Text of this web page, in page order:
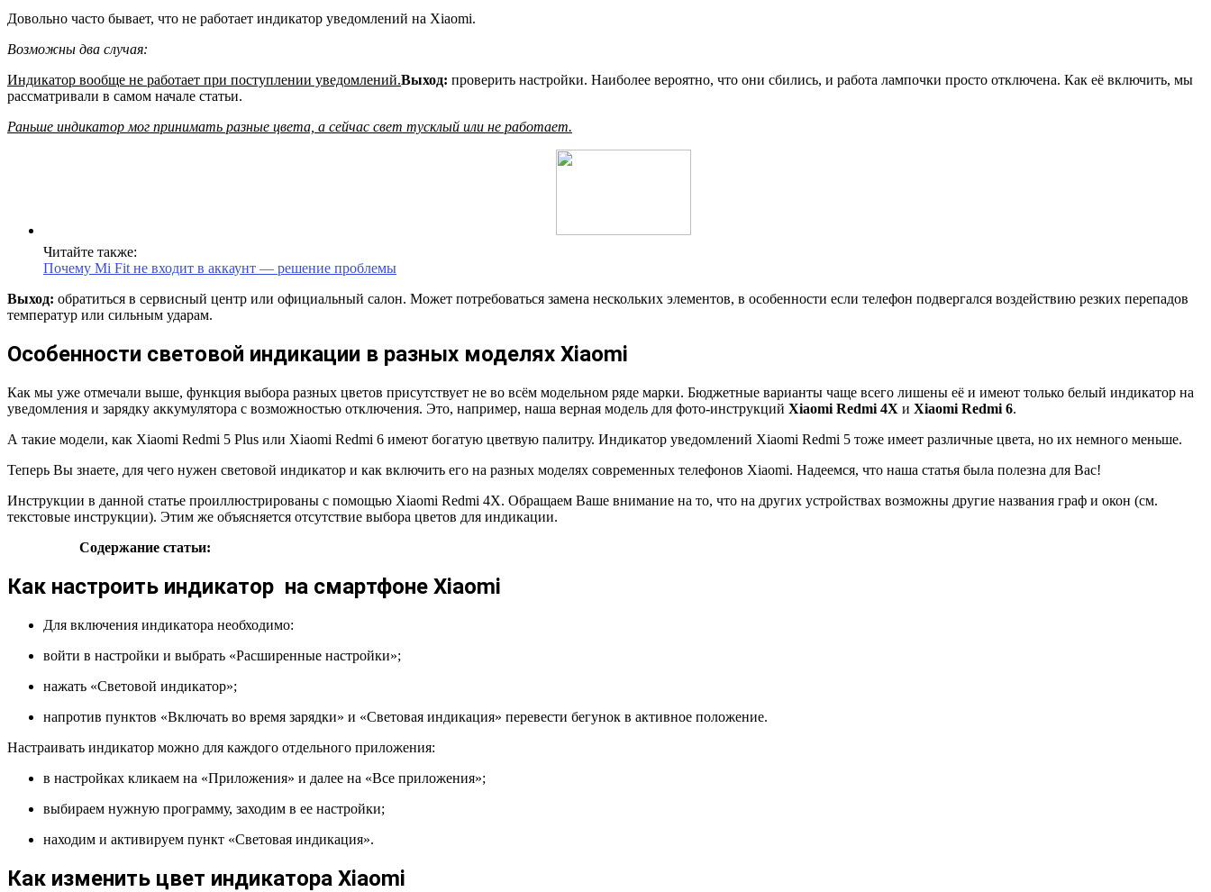
Довольно часто бывает, что не работает индикатор уведомлений на Xiaomi.
Возможны два случая:
Индикатор вообще не работает при поступлении уведомлений.Выход: проверить настройки. Наиболее вероятно, что они сбились, и работа лампочки просто отключена. Как её включить, мы
рассматривали в самом начале статьи.
Раньше индикатор мог принимать разные цвета, а сейчас свет тусклый или не работает.
Читайте также:
Почему Mi Fit не входит в аккаунт — решение проблемы
Выход: обратиться в сервисный центр или официальный салон. Может потребоваться замена нескольких элементов, в особенности если телефон подвергался воздействию резких перепадов
температур или сильным ударам.
Особенности световой индикации в разных моделях Xiaomi
Как мы уже отмечали выше, функция выбора разных цветов присутствует не во всём модельном ряде марки. Бюджетные варианты чаще всего лишены её и имеют только белый индикатор на
уведомления и зарядку аккумулятора с возможностью отключения. Это, например, наша верная модель для фото-инструкций Xiaomi Redmi 4Х и Xiaomi Redmi 6.
А такие модели, как Xiaomi Redmi 5 Plus или Xiaomi Redmi 6 имеют богатую цветвую палитру. Индикатор уведомлений Xiaomi Redmi 5 тоже имеет различные цвета, но их немного меньше.
Теперь Вы знаете, для чего нужен световой индикатор и как включить его на разных моделях современных телефонов Xiaomi. Надеемся, что наша статья была полезна для Вас!
Инструкции в данной статье проиллюстрированы с помощью Xiaomi Redmi 4X. Обращаем Ваше внимание на то, что на других устройствах возможны другие названия граф и окон (см.
текстовые инструкции). Этим же объясняется отсутствие выбора цветов для индикации.
Содержание статьи:
Как настроить индикатор на смартфоне Xiaomi
Для включения индикатора необходимо:
войти в настройки и выбрать «Расширенные настройки»;
нажать «Световой индикатор»;
напротив пунктов «Включать во время зарядки» и «Световая индикация» перевести бегунок в активное положение.
Настраивать индикатор можно для каждого отдельного приложения:
в настройках кликаем на «Приложения» и далее на «Все приложения»;
выбираем нужную программу, заходим в ее настройки;
находим и активируем пункт «Световая индикация».
Как изменить цвет индикатора Xiaomi